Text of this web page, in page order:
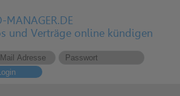
MANAGER.DE
und Verträge online kündigen